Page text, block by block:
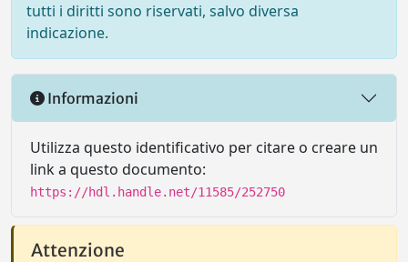
tutti i diritti sono riservati, salvo diversa
indicazione.
Informazioni
Utilizza questo identificativo per citare o creare un
link a questo documento:
https://hdl.handle.net/11585/252750
Attenzione